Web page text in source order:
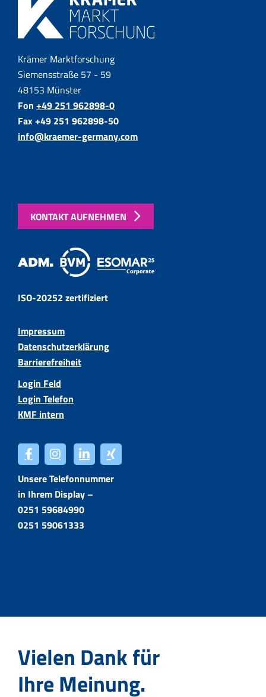
Krämer Marktforschung
Siemensstraße 57 - 59
48153 Münster
Fon +49 251 962898-0
Fax +49 251 962898-50
info@kraemer-germany.com
KONTAKT AUFNEHMEN
ISO-20252 zertifiziert
Impressum
Datenschutzerklärung
Barrierefreiheit
Login Feld
Login Telefon
KMF intern
Unsere Telefonnummer
in Ihrem Display –
0251 59684990
0251 59061333
Vielen Dank für
Ihre Meinung.